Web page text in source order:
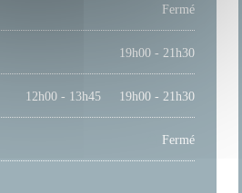
Fermé
19h00 - 21h30
12h00 - 13h45 19h00 - 21h30
Fermé